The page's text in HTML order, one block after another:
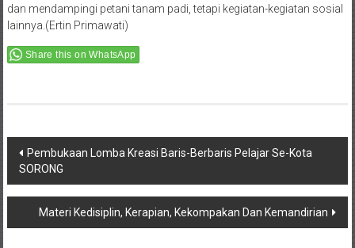
dan mendampingi petani tanam padi, tetapi kegiatan-kegiatan sosial
lainnya.(Ertin Primawati)
Share this on WhatsApp
Post
navigation
Pembukaan Lomba Kreasi Baris-Berbaris Pelajar Se-Kota
SORONG
Materi Kedisiplin, Kerapian, Kekompakan Dan Kemandirian